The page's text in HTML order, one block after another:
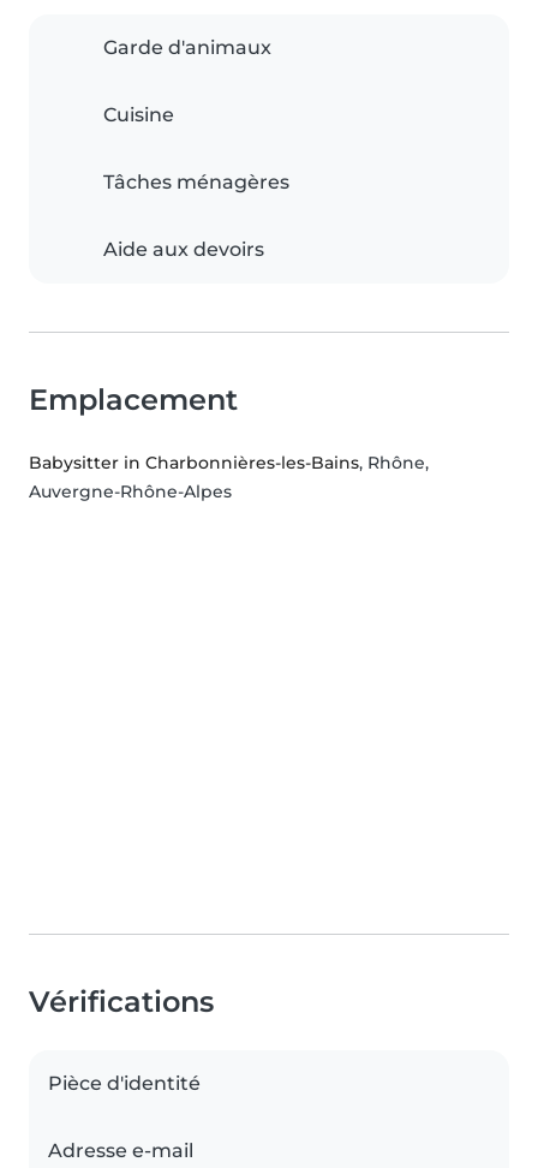
Garde d'animaux
Cuisine
Tâches ménagères
Aide aux devoirs
Emplacement
Babysitter in Charbonnières-les-Bains, Rhône,
Auvergne-Rhône-Alpes
Vérifications
Pièce d'identité
Adresse e-mail